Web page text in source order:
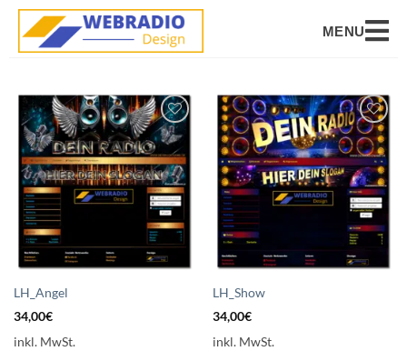
MENU
Auf die
Wunschliste
setzen
LH_Angel
34,00€
inkl. MwSt.
Auf die
Wunschliste
setzen
LH_Show
34,00€
inkl. MwSt.